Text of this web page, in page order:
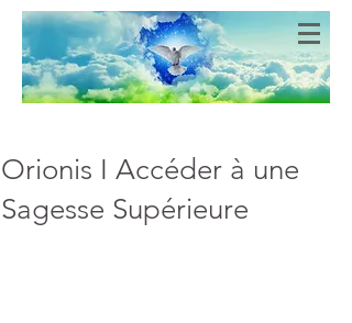
Bien-Aimés
COEURS DE LUMIERE
Orionis I Accéder à une
Sagesse Supérieure